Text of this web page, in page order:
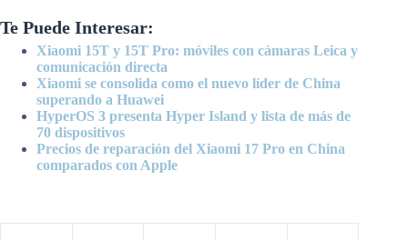
Te Puede Interesar:
Xiaomi 15T y 15T Pro: móviles con cámaras Leica y
comunicación directa
Xiaomi se consolida como el nuevo líder de China
superando a Huawei
HyperOS 3 presenta Hyper Island y lista de más de
70 dispositivos
Precios de reparación del Xiaomi 17 Pro en China
comparados con Apple